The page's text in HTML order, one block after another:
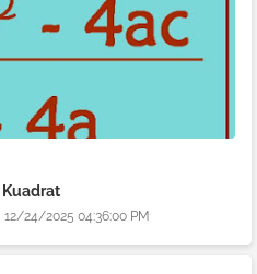
Kuadrat
12/24/2025 04:36:00 PM